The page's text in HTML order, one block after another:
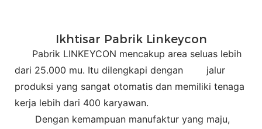
Ikhtisar Pabrik Linkeycon
Pabrik LINKEYCON mencakup area seluas lebih
dari 25.000 mu. Itu dilengkapi dengan
jalur
produksi yang sangat otomatis dan memiliki tenaga
kerja lebih dari 400 karyawan.
Dengan kemampuan manufaktur yang maju,